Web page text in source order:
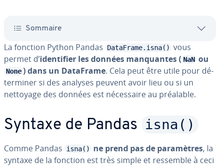
Sommaire
La fonction Python Pandas DataFrame.isna() vous
permet d’iden­ti­fier les données man­quantes ( NaN ou
None ) dans un DataFrame. Cela peut être utile pour dé­
ter­mi­ner si des analyses peuvent avoir lieu ou si un
nettoyage des données est né­ces­saire au préalable.
Syntaxe de Pandas isna()
Comme Pandas isna() ne prend pas de pa­ra­mètres, la
syntaxe de la fonction est très simple et ressemble à ceci